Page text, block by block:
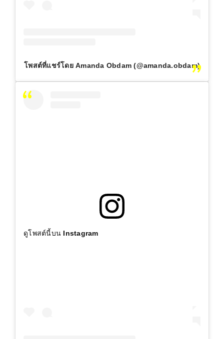
โพสต์ที่แชร์โดย Amanda Obdam (@amanda.obdam)
ดูโพสต์นี้บน Instagram